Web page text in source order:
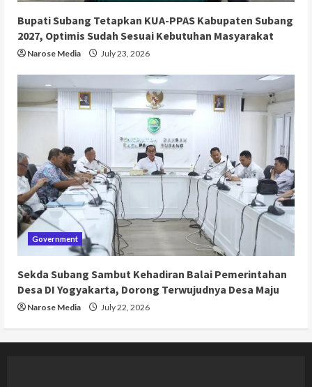
Bupati Subang Tetapkan KUA-PPAS Kabupaten Subang
2027, Optimis Sudah Sesuai Kebutuhan Masyarakat
Narose Media July 23, 2026
Government
Sekda Subang Sambut Kehadiran Balai Pemerintahan
Desa DI Yogyakarta, Dorong Terwujudnya Desa Maju
Narose Media July 22, 2026